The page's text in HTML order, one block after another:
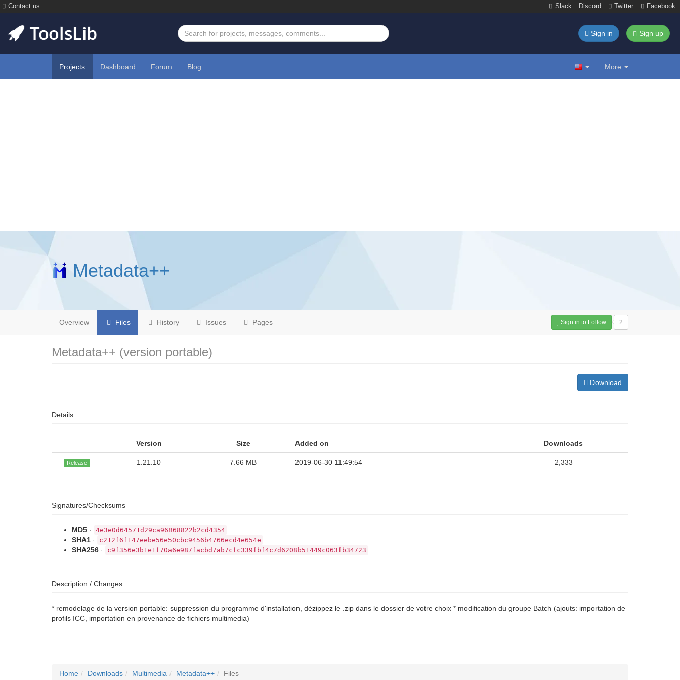
Contact us Slack Discord Twitter Facebook
Sign in Sign up
Projects Dashboard Forum Blog More
Metadata++
Overview Files History Issues Pages Sign in to Follow 2
Metadata++ (version portable)
Download
Details
Version Size Added on Downloads
Release 1.21.10 7.66 MB 2019-06-30 11:49:54 2,333
Signatures/Checksums
MD5 · 4e3e0d64571d29ca96868822b2cd4354
SHA1 · c212f6f147eebe56e50cbc9456b4766ecd4e654e
SHA256 · c9f356e3b1e1f70a6e987facbd7ab7cfc339fbf4c7d6208b51449c063fb34723
Description / Changes
* remodelage de la version portable: suppression du programme d'installation, dézippez le .zip dans le dossier de votre choix * modification du groupe Batch (ajouts: importation de
profils ICC, importation en provenance de fichiers multimedia)
Home Downloads Multimedia Metadata++ Files